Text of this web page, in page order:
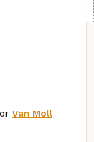
Van Moll